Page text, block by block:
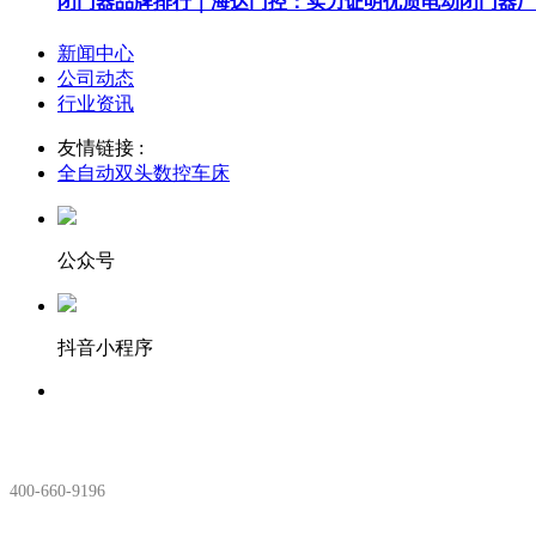
新闻中心
公司动态
行业资讯
友情链接 :
全自动双头数控车床
公众号
抖音小程序
400-660-9196